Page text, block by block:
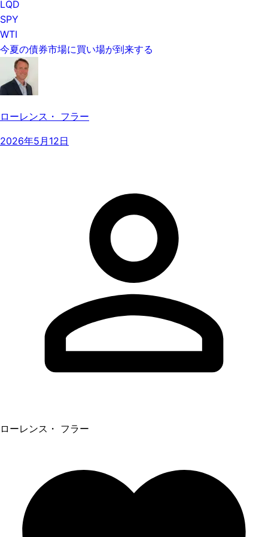
LQD
SPY
WTI
今夏の債券市場に買い場が到来する
ローレンス・ フラー
2026年5月12日
ローレンス・ フラー